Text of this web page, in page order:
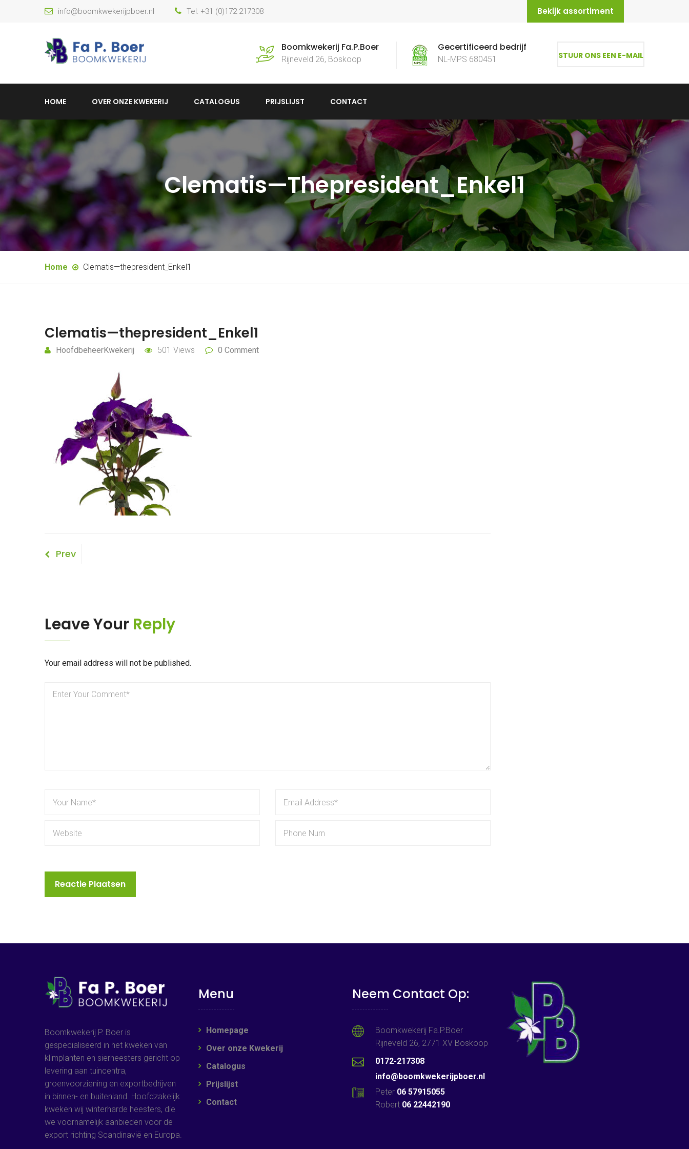
info@boomkwekerijpboer.nl Tel: +31 (0)172 217308 Bekijk assortiment
Boomkwekerij Fa.P.Boer
Rijneveld 26, Boskoop
Gecertificeerd bedrijf
NL-MPS 680451 STUUR ONS EEN E-MAIL
HOME OVER ONZE KWEKERIJ CATALOGUS PRIJSLIJST CONTACT
Clematis—Thepresident_Enkel1
Home Clematis—thepresident_Enkel1
Clematis—thepresident_Enkel1
HoofdbeheerKwekerij 501 Views 0 Comment
Bericht
Previous
Prev
Leave Your Reply
Your email address will not be published.
Boomkwekerij P. Boer is
gespecialiseerd in het kweken van
klimplanten en sierheesters gericht op
levering aan tuincentra,
groenvoorziening en exportbedrijven
in binnen- en buitenland. Hoofdzakelijk
kweken wij winterharde heesters, die
we voornamelijk aanbieden voor de
export richting Scandinavië en Europa.
Menu
Homepage
Over onze Kwekerij
Catalogus
Prijslijst
Contact
Neem Contact Op:
Boomkwekerij Fa.P.Boer
Rijneveld 26, 2771 XV Boskoop
0172-217308
info@boomkwekerijpboer.nl
Peter 06 57915055
Robert 06 22442190